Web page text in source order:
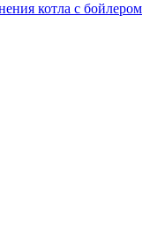
котла с бойлером